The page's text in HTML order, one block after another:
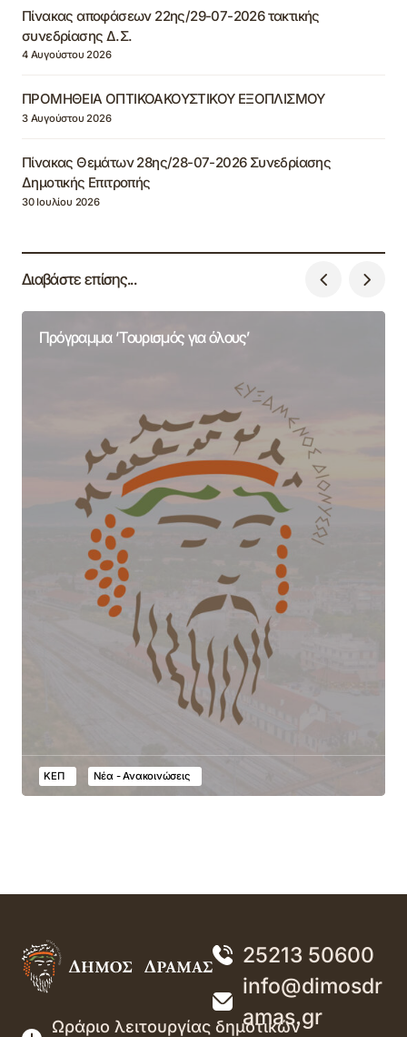
Πίνακας αποφάσεων 22ης/29-07-2026 τακτικής
συνεδρίασης Δ.Σ.
4 Αυγούστου 2026
ΠΡΟΜΗΘΕΙΑ ΟΠΤΙΚΟΑΚΟΥΣΤΙΚΟΥ ΕΞΟΠΛΙΣΜΟΥ
3 Αυγούστου 2026
Πίνακας Θεμάτων 28ης/28-07-2026 Συνεδρίασης
Δημοτικής Επιτροπής
30 Ιουλίου 2026
Διαβάστε επίσης...
Πρόγραμμα ‘Τουρισμός για όλους’
ΚΕΠ Νέα - Ανακοινώσεις
25213 50600
info@dimosdr
amas.gr
Ωράριο λειτουργίας δημοτικών